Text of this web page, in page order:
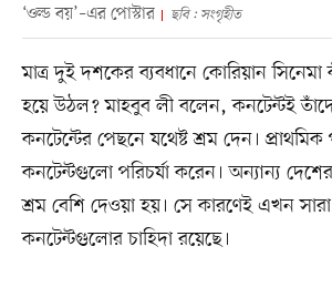
‘ওল্ড বয়’–এর পোস্টার ছবি : সংগৃহীত
মাত্র দুই দশকের ব্যবধানে কোরিয়ান সিনেমা
হয়ে উঠল? মাহবুব লী বলেন, কনটেন্টই
কনটেন্টের পেছনে যথেষ্ট শ্রম দেন। প্রাথমিক
কনটেন্টগুলো পরিচর্যা করেন। অন্যান্য
শ্রম বেশি দেওয়া হয়। সে কারণেই এখন
কনটেন্টগুলোর চাহিদা রয়েছে।